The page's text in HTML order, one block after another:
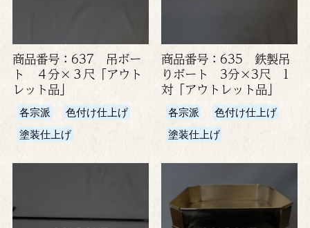
商品番号：637 吊ボー
ト ４分×３尺「アウト
レット品」
各宗派
色付け仕上げ
塗装仕上げ
商品番号：635 鉄製吊
りボート 3分×3尺 1
対「アウトレット品」
各宗派
色付け仕上げ
塗装仕上げ